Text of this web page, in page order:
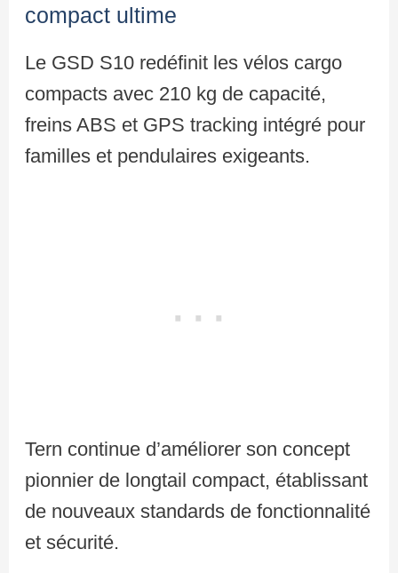
compact ultime
Le GSD S10 redéfinit les vélos cargo
compacts avec 210 kg de capacité,
freins ABS et GPS tracking intégré pour
familles et pendulaires exigeants.
Tern continue d’améliorer son concept
pionnier de longtail compact, établissant
de nouveaux standards de fonctionnalité
et sécurité.